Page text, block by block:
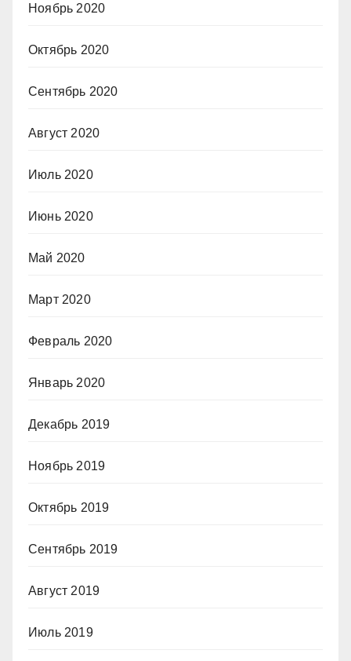
Ноябрь 2020
Октябрь 2020
Сентябрь 2020
Август 2020
Июль 2020
Июнь 2020
Май 2020
Март 2020
Февраль 2020
Январь 2020
Декабрь 2019
Ноябрь 2019
Октябрь 2019
Сентябрь 2019
Август 2019
Июль 2019